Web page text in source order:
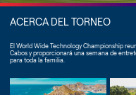
ACERCA DEL TORNEO
El World Wide Technology Championship
Cabos y proporcionará una semana de
para toda la familia.